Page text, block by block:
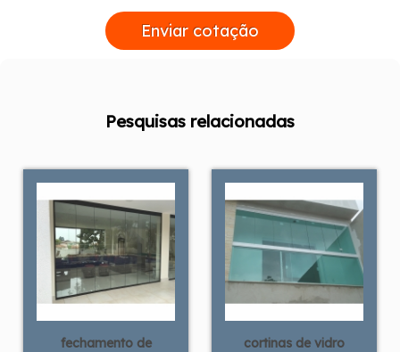
Enviar cotação
Pesquisas relacionadas
fechamento de
cortinas de vidro